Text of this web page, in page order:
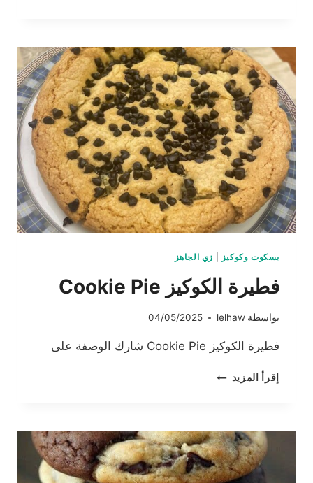
بسكوت وكوكيز زي الجاهز
فطيرة الكوكيز Cookie Pie
بواسطة lelhaw
04/05/2025
فطيرة الكوكيز Cookie Pie شارك الوصفة على
إقرأ المزيد فطيرة